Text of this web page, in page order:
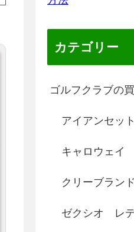
カテゴリー
ゴルフクラブの
アイアンセッ
キャロウェイ
クリーブランド
ゼクシオ レ